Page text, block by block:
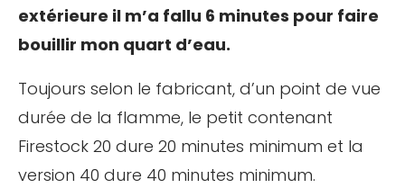
extérieure il m’a fallu 6 minutes pour faire
bouillir mon quart d’eau.
Toujours selon le fabricant, d’un point de vue
durée de la flamme, le petit contenant
Firestock 20 dure 20 minutes minimum et la
version 40 dure 40 minutes minimum.